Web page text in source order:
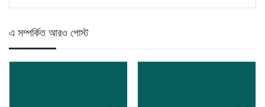
এ সম্পর্কিত আরও পোস্ট